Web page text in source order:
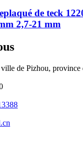
de teck
2,7-21 mm
de Pizhou, province